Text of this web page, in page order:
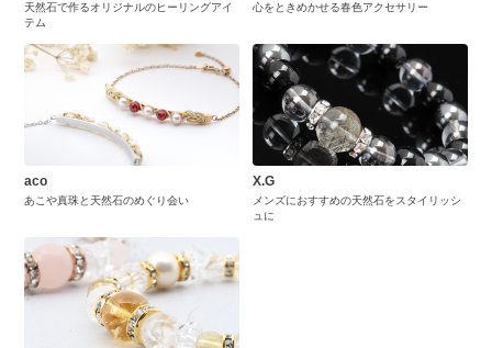
天然石で作るオリジナルのヒーリングアイ
テム
心をときめかせる春色アクセサリー
aco
あこや真珠と天然石のめぐり会い
X.G
メンズにおすすめの天然石をスタイリッシ
ュに